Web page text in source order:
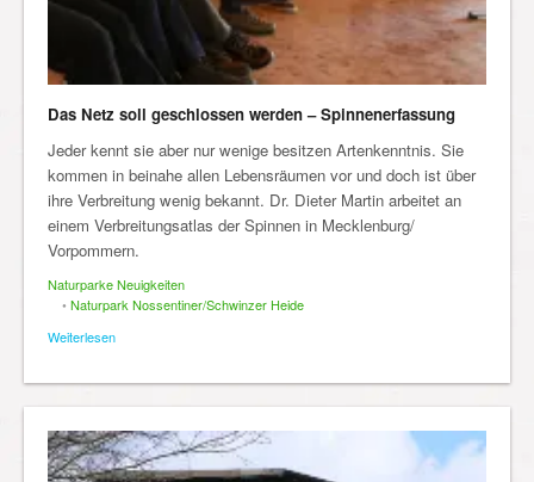
Das Netz soll geschlossen werden – Spinnenerfassung
Jeder kennt sie aber nur wenige besitzen Artenkenntnis. Sie
kommen in beinahe allen Lebensräumen vor und doch ist über
ihre Verbreitung wenig bekannt. Dr. Dieter Martin arbeitet an
einem Verbreitungsatlas der Spinnen in Mecklenburg/
Vorpommern.
Naturparke Neuigkeiten
• Naturpark Nossentiner/Schwinzer Heide
Weiterlesen